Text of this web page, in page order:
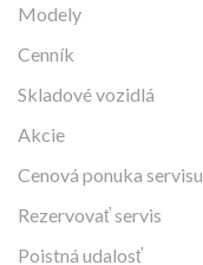
Modely
Cenník
Skladové vozidlá
Akcie
Cenová ponuka servisu
Rezervovať servis
Poistná udalosť